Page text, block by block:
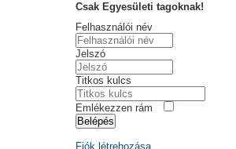
Csak Egyesületi tagoknak!
Felhasználói név
Jelszó
Titkos kulcs
Emlékezzen rám
Belépés
Fiók létrehozása